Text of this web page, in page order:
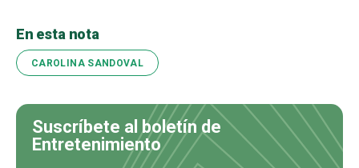
En esta nota
CAROLINA SANDOVAL
Suscríbete al boletín de
Entretenimiento